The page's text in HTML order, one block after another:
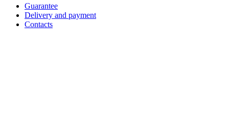
Guarantee
Delivery and payment
Contacts